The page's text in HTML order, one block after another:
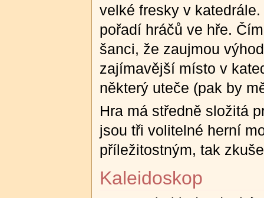
velké fresky v
pořadí hráčů ve hře.
šanci, že zaujmou
zajímavější místo v
některý uteče (pak by
Hra má středně složitá
jsou tři volitelné herní
příležitostným, tak
Kaleidoskop